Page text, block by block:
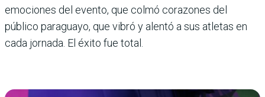
emociones del evento, que colmó corazones del
público paraguayo, que vibró y alentó a sus atletas en
cada jornada. El éxito fue total.